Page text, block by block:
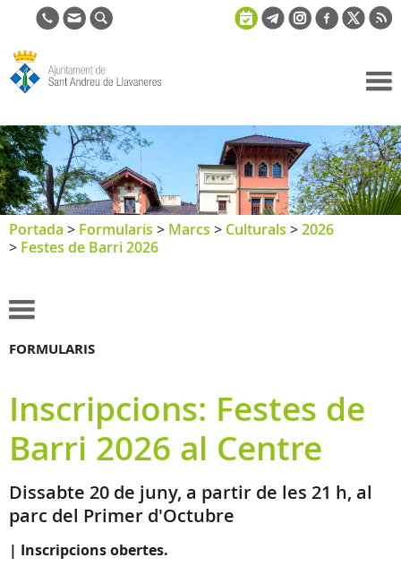
de Sant
Andreu de
Llavaneres
Portada > Formularis > Marcs > Culturals >2026
> Festes de Barri 2026
FORMULARIS
Inscripcions: Festes de
Barri 2026 al Centre
Dissabte 20 de juny, a partir de les 21 h, al
parc del Primer d'Octubre
| Inscripcions obertes.